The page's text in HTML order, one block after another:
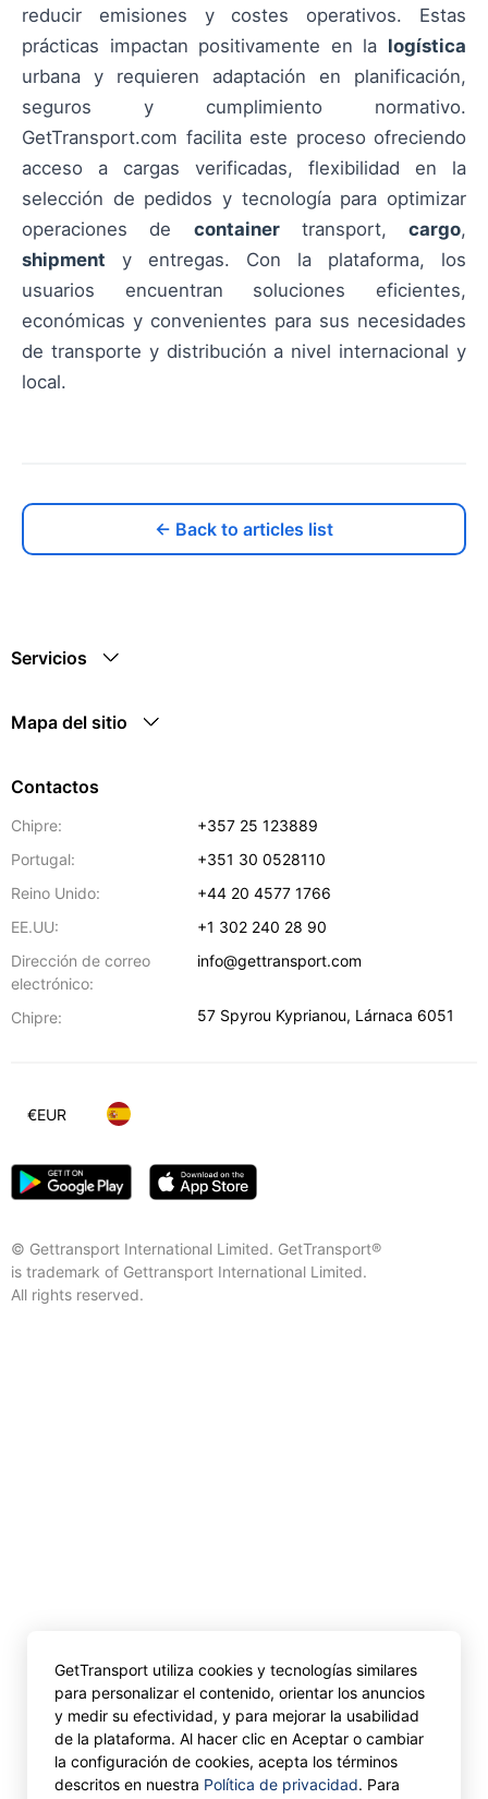
reducir emisiones y costes operativos. Estas
prácticas impactan positivamente en la logística
urbana y requieren adaptación en planificación,
seguros y cumplimiento normativo.
GetTransport.com facilita este proceso ofreciendo
acceso a cargas verificadas, flexibilidad en la
selección de pedidos y tecnología para optimizar
operaciones de containertransport, cargo,
shipment y entregas. Con la plataforma, los
usuarios encuentran soluciones eficientes,
económicas y convenientes para sus necesidades
de transporte y distribución a nivel internacional y
local.
← Back to articles list
Servicios
Mapa del sitio
Contactos
Chipre:
+357 25 123889
Portugal:
+351 30 0528110
Reino Unido:
+44 20 4577 1766
EE.UU:
+1 302 240 28 90
Dirección de correo
electrónico:
info@gettransport.com
Chipre: 57 Spyrou Kyprianou, Lárnaca 6051
© Gettransport International Limited. GetTransport®
is trademark of Gettransport International Limited.
All rights reserved.
€EUR
GetTransport utiliza cookies y tecnologías similares
para personalizar el contenido, orientar los anuncios
y medir su efectividad, y para mejorar la usabilidad
de la plataforma. Al hacer clic en Aceptar o cambiar
la configuración de cookies, acepta los términos
descritos en nuestra Política de privacidad. Para